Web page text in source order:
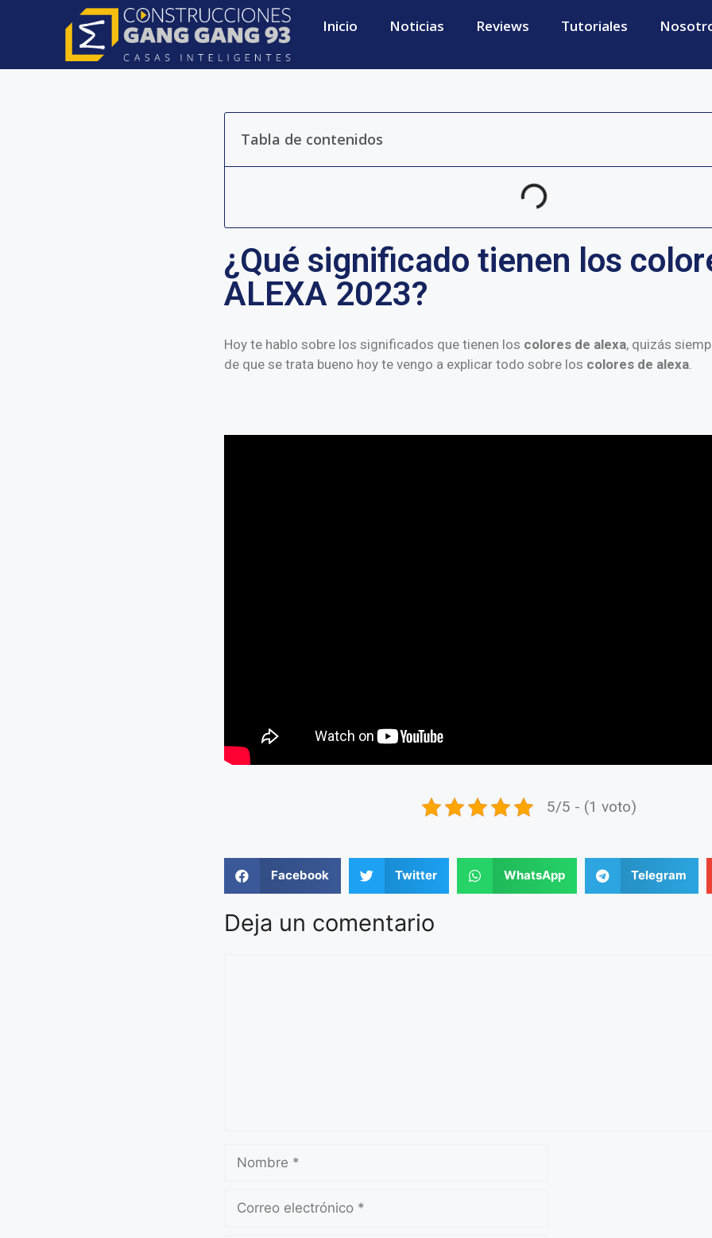
Inicio Noticias Reviews Tutoriales
Tabla de contenidos
¿Qué significado tienen los
ALEXA 2023?
Hoy te hablo sobre los significados que tienen los colores de alexa, quizás
de que se trata bueno hoy te vengo a explicar todo sobre los colores de alexa
5/5 - (1 voto)
Facebook Twitter WhatsApp Telegram
Deja un comentario